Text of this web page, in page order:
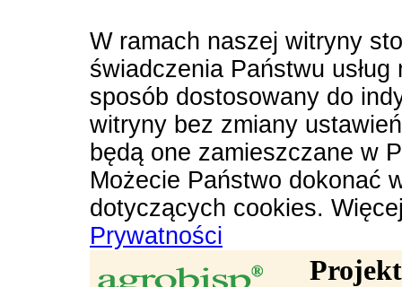
W ramach naszej witryny
świadczenia Państwu
sposób dostosowany do
witryny bez zmiany
będą one zamieszczane w
Możecie Państwo dokonać
dotyczących cookies.
Prywatności